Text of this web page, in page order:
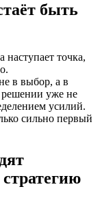
быть
наступает точка,
в выбор, а в
уже не
усилий.
сильно первый